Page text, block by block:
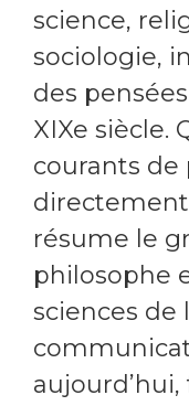
science,
sociologie,
des
XIXe siècle.
courants de
directement
résume le
philosophe
sciences de